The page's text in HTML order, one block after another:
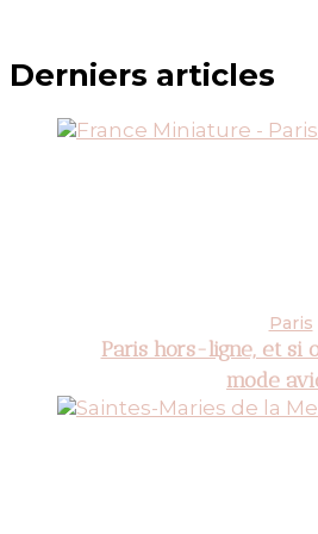
Derniers articles
Paris
Paris hors-ligne, et si
mode